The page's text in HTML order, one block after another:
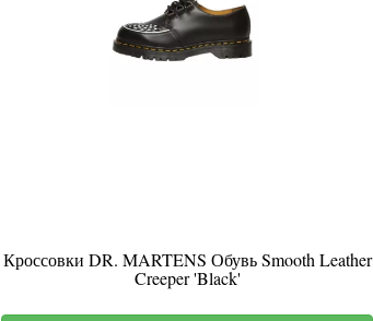
Кроссовки DR. MARTENS Обувь Smooth Leather
Creeper 'Black'